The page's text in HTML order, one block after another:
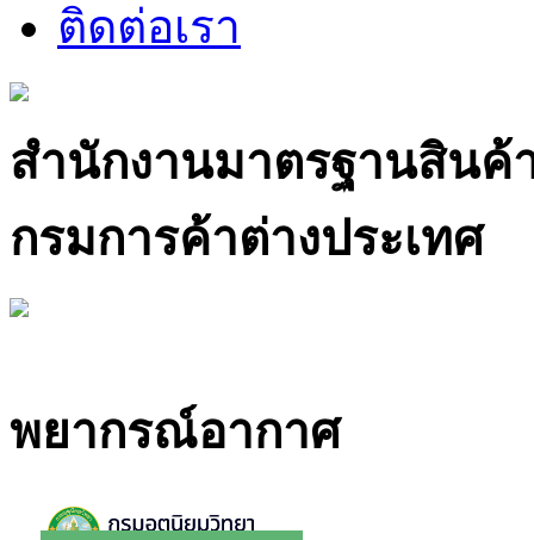
ติดต่อเรา
สำนักงานมาตรฐานสินค้
กรมการค้าต่างประเทศ
พยากรณ์อากาศ